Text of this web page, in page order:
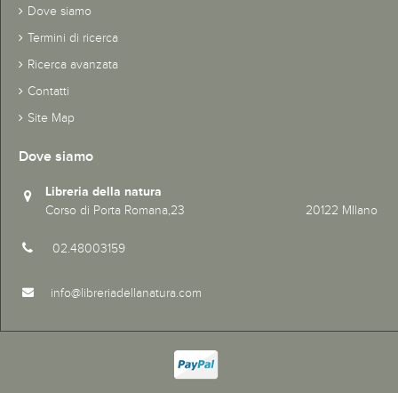
Dove siamo
Termini di ricerca
Ricerca avanzata
Contatti
Site Map
Dove siamo
Libreria della natura
Corso di Porta Romana,23 20122 MIlano
02.48003159
info@libreriadellanatura.com